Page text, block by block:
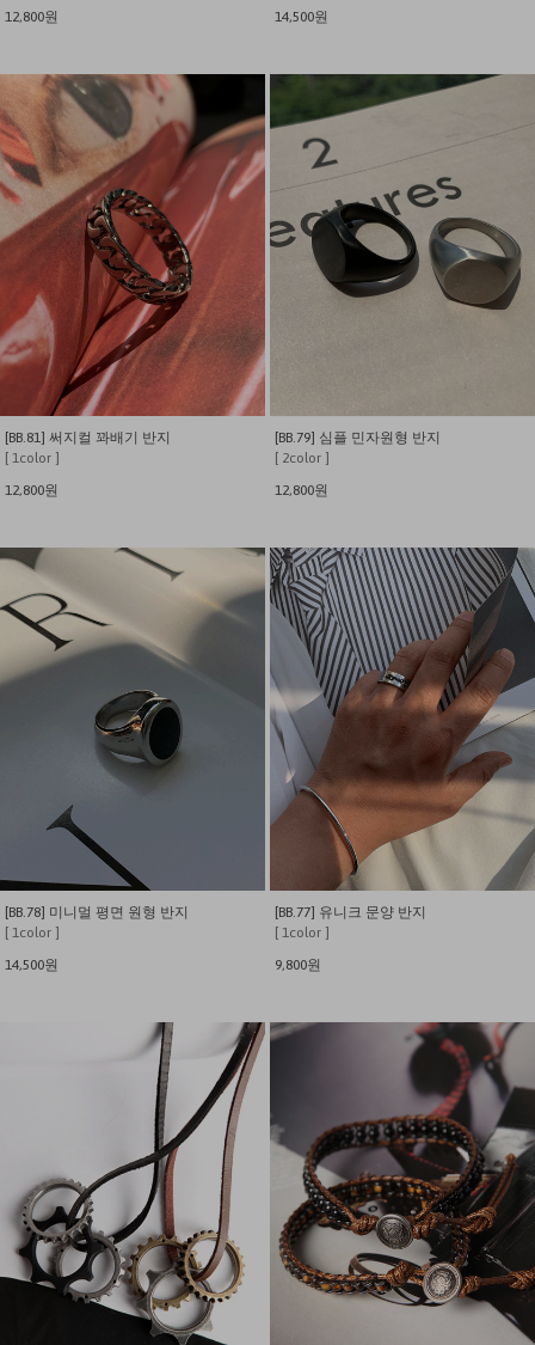
12,800원
14,500원
[BB.81] 써지컬 꽈배기 반지
[ 1color ]
12,800원
[BB.79] 심플 민자원형 반지
[ 2color ]
12,800원
[BB.78] 미니멀 평면 원형 반지
[ 1color ]
14,500원
[BB.77] 유니크 문양 반지
[ 1color ]
9,800원